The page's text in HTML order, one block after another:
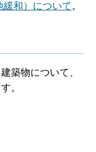
和）について 。
築物について、
。